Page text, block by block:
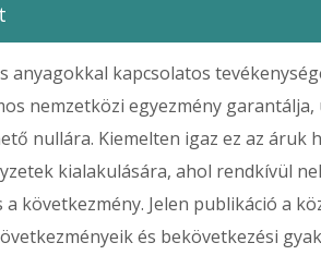
anyagokkal kapcsolatos
nemzetközi egyezmény
nullára. Kiemelten igaz ez az áruk
kialakulására, ahol rendkívül
a következmény. Jelen publikáció a
és bekövetkezési